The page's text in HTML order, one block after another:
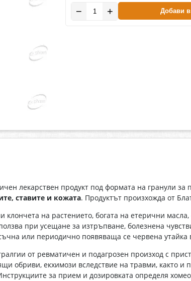
− + Добави в
лекарствен продукт под формата на гранули
ставите и кожата. Продуктът произхожда от
клончета на растението, богата на етерични
при усещане за изтръпване, болезнена
или периодично появяваща се червена утайка
от ревматичен и подагрозен произход с
обриви, екхимози вследствие на травми, както
за прием и дозировката определя